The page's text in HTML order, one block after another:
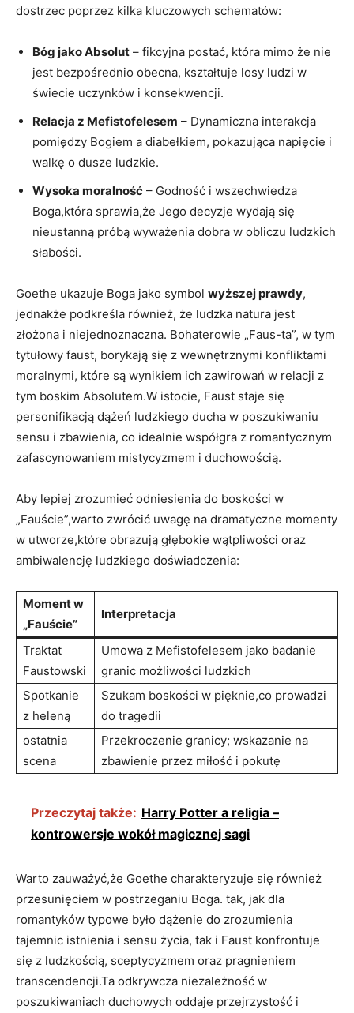
dostrzec poprzez kilka kluczowych schematów:
Bóg jako Absolut – fikcyjna postać, która mimo że nie
jest bezpośrednio obecna, kształtuje losy ludzi w
świecie uczynków i konsekwencji.
Relacja z Mefistofelesem – Dynamiczna interakcja
pomiędzy Bogiem a diabełkiem, pokazująca napięcie i
walkę o dusze ludzkie.
Wysoka moralność – Godność i wszechwiedza
Boga,która sprawia,że Jego decyzje wydają się
nieustanną próbą wyważenia dobra w obliczu ludzkich
słabości.
Goethe ukazuje Boga jako symbol wyższej prawdy,
jednakże podkreśla również, że ludzka natura jest
złożona i niejednoznaczna. Bohaterowie „Faus-ta”, w tym
tytułowy faust, borykają się z wewnętrznymi konfliktami
moralnymi, które są wynikiem ich zawirowań w relacji z
tym boskim Absolutem.W istocie, Faust staje się
personifikacją dążeń ludzkiego ducha w poszukiwaniu
sensu i zbawienia, co idealnie współgra z romantycznym
zafascynowaniem mistycyzmem i duchowością.
Aby lepiej zrozumieć odniesienia do boskości w
„Fauście”,warto zwrócić uwagę na dramatyczne momenty
w utworze,które obrazują głębokie wątpliwości oraz
ambiwalencję ludzkiego doświadczenia:
Moment w
„Fauście”
Interpretacja
Traktat
Faustowski
Umowa z Mefistofelesem jako badanie
granic możliwości ludzkich
Spotkanie
z heleną
Szukam boskości w pięknie,co prowadzi
do tragedii
ostatnia
scena
Przekroczenie granicy; wskazanie na
zbawienie przez miłość i pokutę
Przeczytaj także: Harry Potter a religia –
kontrowersje wokół magicznej sagi
Warto zauważyć,że Goethe charakteryzuje się również
przesunięciem w postrzeganiu Boga. tak, jak dla
romantyków typowe było dążenie do zrozumienia
tajemnic istnienia i sensu życia, tak i Faust konfrontuje
się z ludzkością, sceptycyzmem oraz pragnieniem
transcendencji.Ta odkrywcza niezależność w
poszukiwaniach duchowych oddaje przejrzystość i